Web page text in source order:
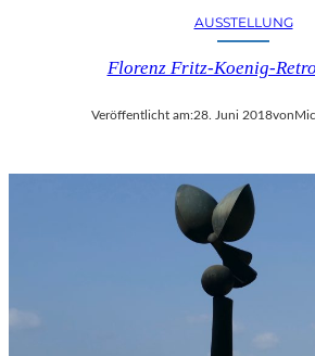
AUSSTELLUNG
Florenz Fritz-Koenig-
Veröffentlicht am:28. Juni 2018von